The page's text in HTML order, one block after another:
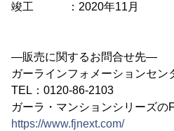
竣工 ：2020年11月
―販売に関するお問合せ先―
ガーラインフォメーションセン
TEL：0120-86-2103
ガーラ・マンションシリーズの
https://www.fjnext.com/